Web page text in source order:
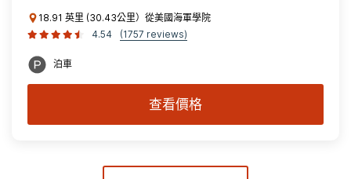
18.91 英里 (30.43公里）從美國海軍學院
4.54
(1757 reviews)
泊車
查看價格